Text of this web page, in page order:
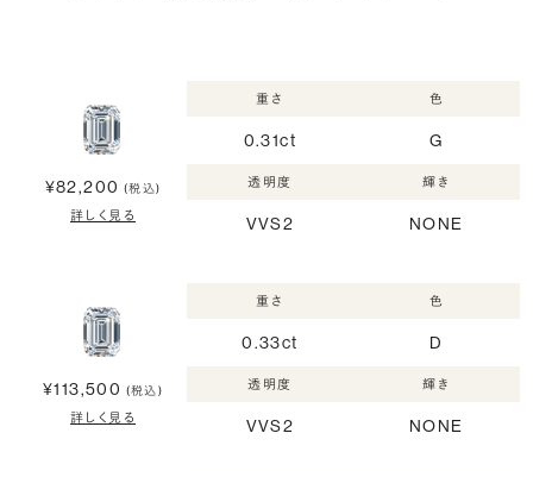
¥82,200 (税込)
詳しく見る
重さ
0.31ct
色
G
透明度
VVS2
輝き
NONE
¥113,500 (税込)
詳しく見る
重さ
0.33ct
色
D
透明度
VVS2
輝き
NONE